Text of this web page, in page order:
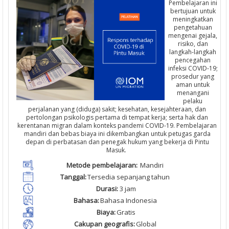
Pembelajaran ini
bertujuan untuk
meningkatkan
pengetahuan
mengenai gejala,
risiko, dan
langkah-langkah
pencegahan
infeksi COVID-19;
prosedur yang
aman untuk
menangani
pelaku
perjalanan yang (diduga) sakit; kesehatan, kesejahteraan, dan
pertolongan psikologis pertama di tempat kerja; serta hak dan
kerentanan migran dalam konteks pandemi COVID-19. Pembelajaran
mandiri dan bebas biaya ini dikembangkan untuk petugas garda
depan di perbatasan dan penegak hukum yang bekerja di Pintu
Masuk.
Metodepembelajaran: Mandiri
Tanggal:Tersedia sepanjangtahun
Durasi:3 jam
Bahasa:Bahasa Indonesia
Biaya:Gratis
Cakupan geografis:Global